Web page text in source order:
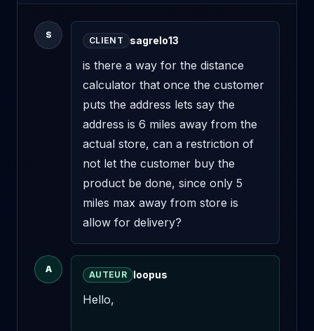
S
CLIENT sagrelo13
is there a way for the distance
calculator that once the customer
puts the address lets say the
address is 6 miles away from the
actual store, can a restriction of
not let the customer buy the
product be done, since only 5
miles max away from store is
allow for delivery?
A
AUTEUR loopus
Hello,